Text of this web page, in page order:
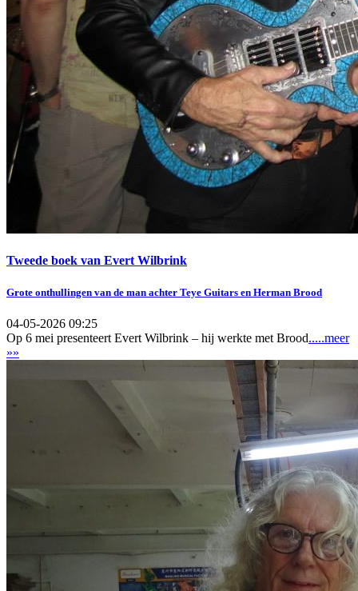
Tweede boek van Evert Wilbrink
Grote onthullingen van de man achter Teye Guitars en Herman Brood
04-05-2026 09:25
Op 6 mei presenteert Evert Wilbrink – hij werkte met Brood.....meer
»»